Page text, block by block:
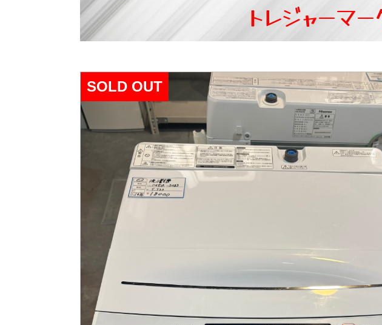
トレジャーマー
SOLD OUT